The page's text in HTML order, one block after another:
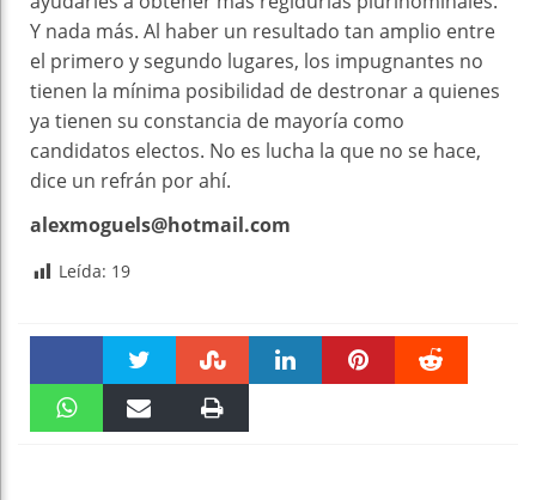
Y nada más. Al haber un resultado tan amplio entre
el primero y segundo lugares, los impugnantes no
tienen la mínima posibilidad de destronar a quienes
ya tienen su constancia de mayoría como
candidatos electos. No es lucha la que no se hace,
dice un refrán por ahí.
alexmoguels@hotmail.com
Leída: 19
Faceboo Twitter Stumble